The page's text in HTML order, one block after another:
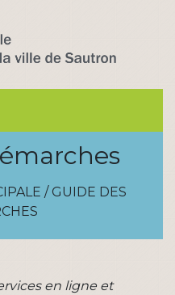
/ GUIDE DES
en ligne et